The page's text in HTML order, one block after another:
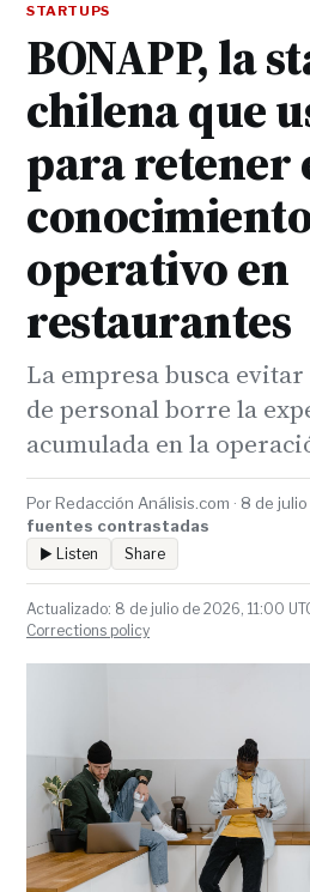
STARTUPS
BONAPP, la
chilena que
para retener
operativo en
restaurantes
La empresa busca
de personal borre la
acumulada en la
Por Redacción Análisis.com · 8 de julio
fuentes contrastadas
▶ Listen Share
Actualizado: 8 de julio de 2026, 11:00
Corrections policy